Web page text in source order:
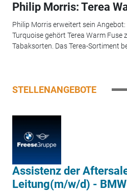
Philip Morris: Terea
Philip Morris erweitert sein
Turquoise gehört Terea Warm Fuse
Tabaksorten. Das Terea-Sortiment
STELLENANGEBOTE
Assistenz der
Leitung(m/w/d) -